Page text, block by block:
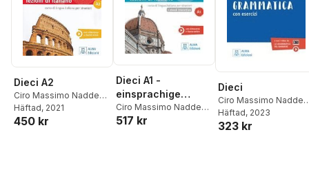
Dieci A2
Ciro Massimo Naddeo ,
Euridice Orlandino
Häftad, 2021
450 kr
Dieci A1 -
einsprachige
Ausgabe. Kurs-
und Arbeitsbuch
Ciro Massimo Naddeo ,
Euridice Orlandino
517 kr
Dieci
Ciro Massimo Naddeo
Euridice Orlandino
Häftad, 2023
323 kr